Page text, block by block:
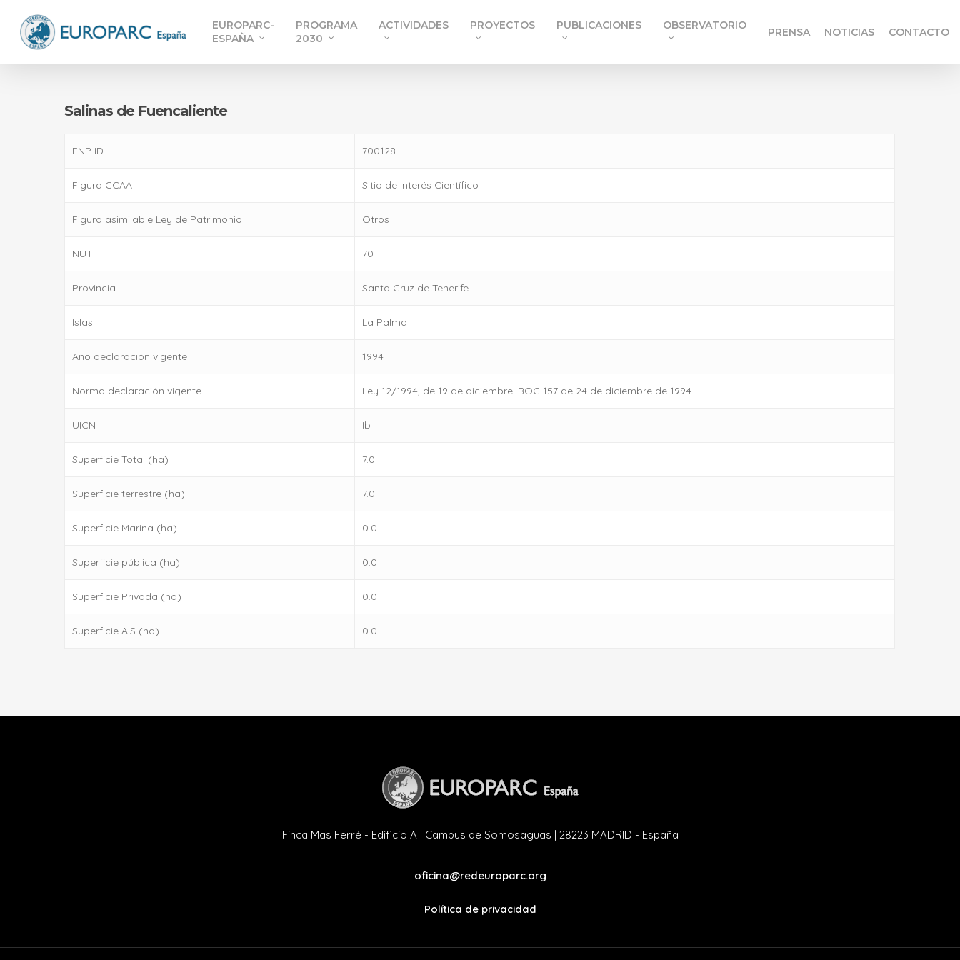
content
EUROPARC-
ESPAÑA
PROGRAMA
2030
ACTIVIDADES PROYECTOS PUBLICACIONES OBSERVATORIO
PRENSA NOTICIAS CONTACTO
Salinas de Fuencaliente
ENP ID 700128
Figura CCAA Sitio de Interés Científico
Figura asimilable Ley de Patrimonio Otros
NUT 70
Provincia Santa Cruz de Tenerife
Islas La Palma
Año declaración vigente 1994
Norma declaración vigente Ley 12/1994, de 19 de diciembre. BOC 157 de 24 de diciembre de 1994
UICN Ib
Superficie Total (ha) 7.0
Superficie terrestre (ha) 7.0
Superficie Marina (ha) 0.0
Superficie pública (ha) 0.0
Superficie Privada (ha) 0.0
Superficie AIS (ha) 0.0
Finca Mas Ferré - Edificio A | Campus de Somosaguas | 28223 MADRID - España
oficina@redeuroparc.org
Política de privacidad